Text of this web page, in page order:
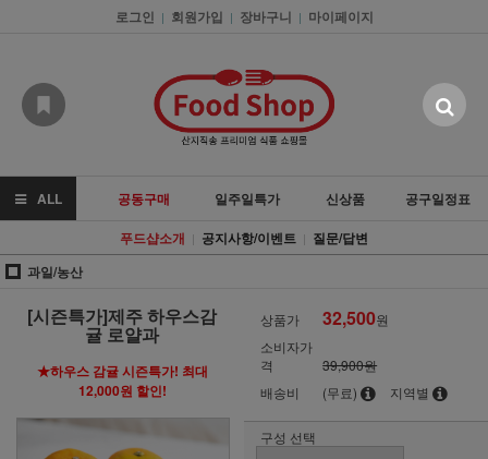
로그인 | 회원가입 | 장바구니 | 마이페이지
ALL 공동구매 일주일특가 신상품
공구일정표
푸드샵소개 | 공지사항/이벤트 | 질문/답변
과일/농산
[시즌특가]제주 하우스감
귤 로얄과
★하우스 감귤 시즌특가! 최대
12,000원 할인!
상품가 32,500원
소비자가
격
39,900원
배송비
(무료) 지역별
구성 선택